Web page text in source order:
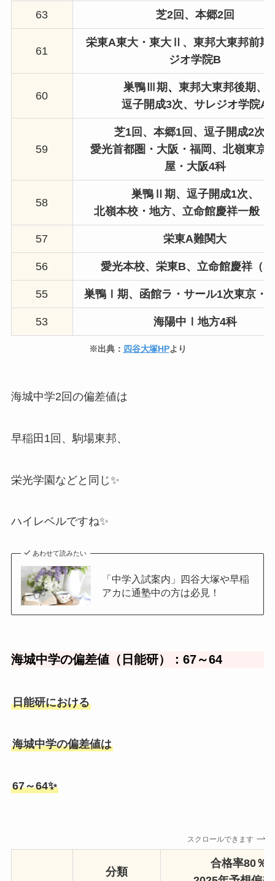
63 芝2回、 本郷2回
61
栄東A東大・東大Ⅱ、東邦大東邦前期
ジオ学院B
60
巣鴨Ⅲ期、 東邦大東邦後期、
逗子開成3次、サレジオ学院A
59
芝1回、 本郷1回、 逗子開成2次
愛光首都圏・大阪・福岡、 北嶺東京
屋・大阪4科
58
巣鴨Ⅱ期、逗子開成1次、
北嶺本校・地方、 立命館慶祥一般（
57 栄東A難関大
56 愛光本校、栄東B、立命館慶祥（
55 巣鴨Ⅰ期、函館ラ・サール1次東京・
53 海陽中Ⅰ地方4科
※出典： 四谷大塚HPより
海城中学2回の偏差値は
早稲田1回、駒場東邦、
栄光学園などと同じ✨
ハイレベルですね✨
あわせて読みたい
「中学入試案内」四谷大塚や早稲
アカに通塾中の方は必見！
海城中学の偏差値（日能研）：67～64
日能研における
海城中学の偏差値は
67～64✨
スクロールできます
分類
合格率80％